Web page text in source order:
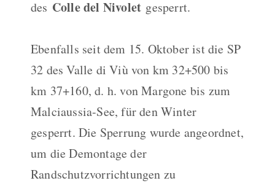
des Colle del Nivolet gesperrt.
Ebenfalls seit dem 15. Oktober ist die SP
32 des Valle di Viù von km 32+500 bis
km 37+160, d. h. von Margone bis zum
Malciaussia-See, für den Winter
gesperrt. Die Sperrung wurde angeordnet,
um die Demontage der
Randschutzvorrichtungen zu